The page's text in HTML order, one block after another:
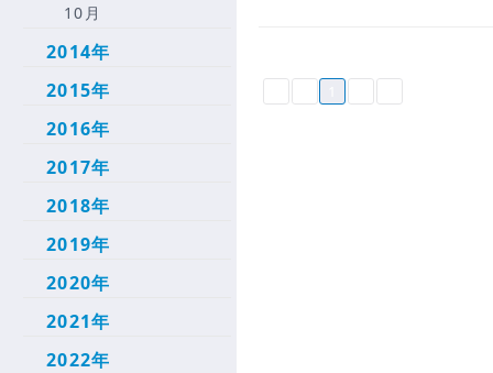
10月
2014年
2015年
2016年
2017年
2018年
2019年
2020年
2021年
2022年